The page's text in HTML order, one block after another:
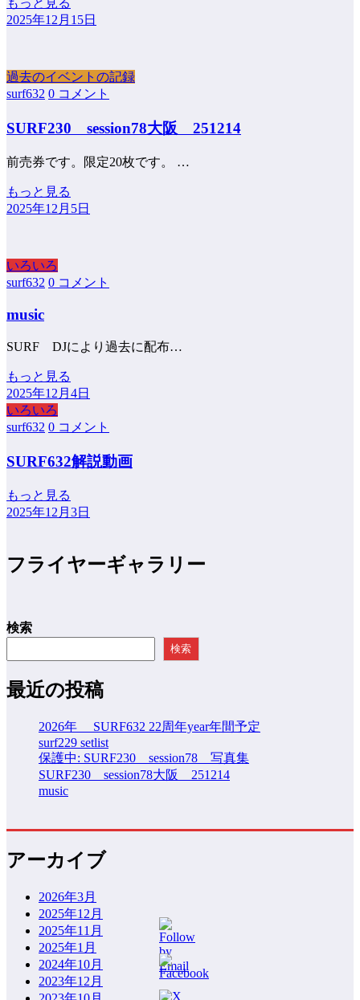
もっと見る
2025年12月15日
過去のイベントの記録
surf632 0 コメント
SURF230 session78大阪 251214
前売券です。限定20枚です。 …
もっと見る
2025年12月5日
いろいろ
surf632 0 コメント
music
SURF DJにより過去に配布…
もっと見る
2025年12月4日
いろいろ
surf632 0 コメント
SURF632解説動画
もっと見る
2025年12月3日
フライヤーギャラリー
検索
検索
最近の投稿
2026年 SURF632 22周年year年間予定
surf229 setlist
保護中: SURF230 session78 写真集
SURF230 session78大阪 251214
music
アーカイブ
2026年3月
2025年12月
2025年11月
2025年1月
2024年10月
2023年12月